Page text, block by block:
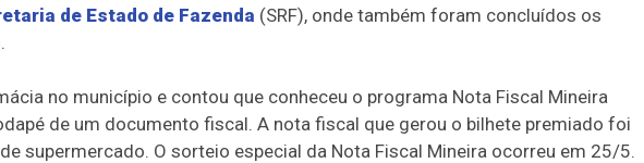
de Estado de Fazenda (SRF), onde também foram concluídos os
no município e contou que conheceu o programa Nota Fiscal Mineira
de um documento fiscal. A nota fiscal que gerou o bilhete premiado foi
supermercado. O sorteio especial da Nota Fiscal Mineira ocorreu em 25/5.